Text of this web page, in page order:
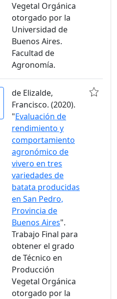
Vegetal Orgánica
otorgado por la
Universidad de
Buenos Aires.
Facultad de
Agronomía.
de Elizalde,
Francisco. (2020).
"Evaluación de
rendimiento y
comportamiento
agronómico de
vivero en tres
variedades de
batata producidas
en San Pedro,
Provincia de
Buenos Aires".
Trabajo Final para
obtener el grado
de Técnico en
Producción
Vegetal Orgánica
otorgado por la